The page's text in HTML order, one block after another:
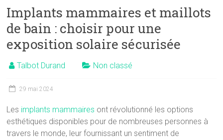
Implants mammaires et maillots
de bain : choisir pour une
exposition solaire sécurisée
Talbot Durand Non classé
29 mai 2024
Les implants mammaires ont révolutionné les options
esthétiques disponibles pour de nombreuses personnes à
travers le monde, leur fournissant un sentiment de